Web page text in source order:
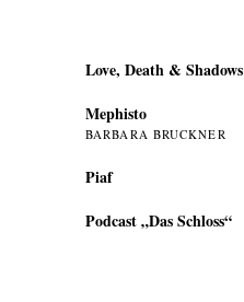
Love, Death & Shadows
Mephisto
BARBARA BRUCKNER
Piaf
Podcast „Das Schloss“